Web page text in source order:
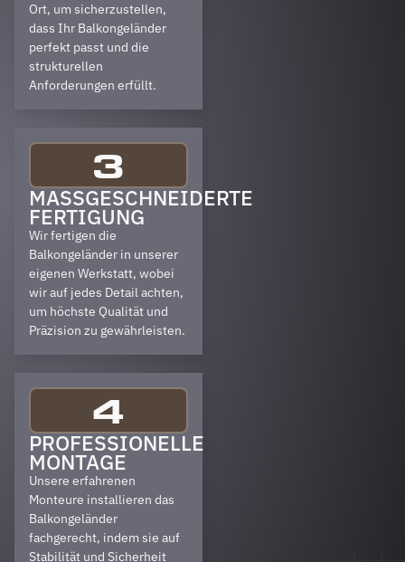
Ort, um sicherzustellen,
dass Ihr Balkongeländer
perfekt passt und die
strukturellen
Anforderungen erfüllt.
3
MASSGESCHNEIDERTE F
ERTIGUNG
Wir fertigen die
Balkongeländer in unserer
eigenen Werkstatt, wobei
wir auf jedes Detail achten,
um höchste Qualität und
Präzision zu gewährleisten.
4
PROFESSIONELLE
MONTAGE
Unsere erfahrenen
Monteure installieren das
Balkongeländer
fachgerecht, indem sie auf
Stabilität und Sicherheit